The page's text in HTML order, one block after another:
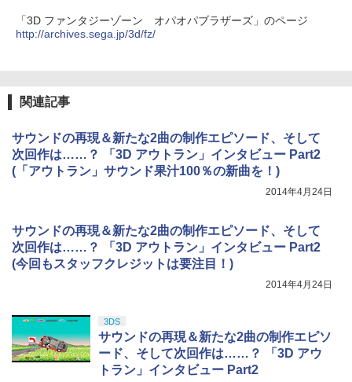
「3D ファンタジーゾーン オパオパブラザーズ」のページ
http://archives.sega.jp/3d/fz/
関連記事
サウンドの再現＆新たな2曲の制作エピソード、そして
次回作は……？ 「3D アウトラン」インタビュー Part2
(「アウトラン」サウンド果汁100％の新曲を！)
2014年4月24日
サウンドの再現＆新たな2曲の制作エピソード、そして
次回作は……？ 「3D アウトラン」インタビュー Part2
(今回もスタッフクレジットは要注目！)
2014年4月24日
3DS
サウンドの再現＆新たな2曲の制作エピソ
ード、そして次回作は……？ 「3D アウ
トラン」インタビュー Part2